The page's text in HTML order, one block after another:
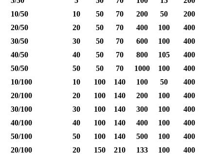
10/50
10 50 70 200 50 200
20/50
20 50 70 400 100 400
30/50
30 50 70 600 100 400
40/50
40 50 70 800 105 400
50/50
50 50 70 1000 100 400
10/100
10 100 140 100 50 400
20/100
20 100 140 200 100 400
30/100
30 100 140 300 100 400
40/100
40 100 140 400 100 400
50/100
50 100 140 500 100 400
20/100
20 150 210 133 100 400